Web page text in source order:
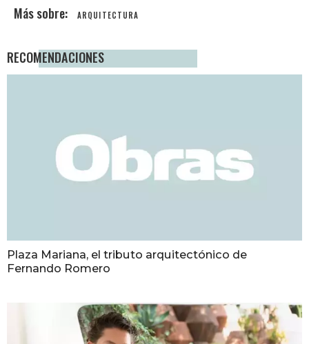
ARQUITECTURA
RECOMENDACIONES
Plaza Mariana, el tributo arquitectónico de
Fernando Romero